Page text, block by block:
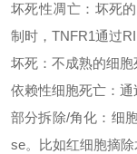
坏死性凋亡： 坏死
制时，TNFR1通过
坏死：不成熟的细胞
依赖性细胞死亡：
部分拆除/角化： 细
se。比如红细胞摘除